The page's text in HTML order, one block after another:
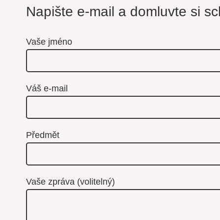
Napište e-mail a domluvte si
Vaše jméno
Váš e-mail
Předmět
Vaše zpráva (volitelný)